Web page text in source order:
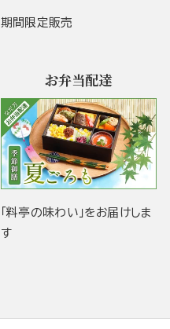
期間限定販売
お弁当配達
「料亭の味わい」をお届けしま
す